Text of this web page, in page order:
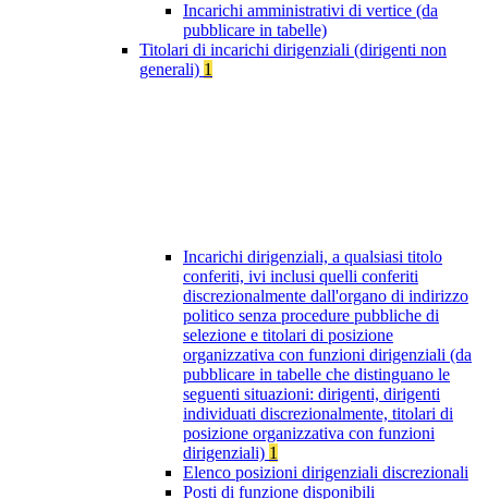
Incarichi amministrativi di vertice (da
pubblicare in tabelle)
Titolari di incarichi dirigenziali (dirigenti non
generali) 1
Incarichi dirigenziali, a qualsiasi titolo
conferiti, ivi inclusi quelli conferiti
discrezionalmente dall'organo di indirizzo
politico senza procedure pubbliche di
selezione e titolari di posizione
organizzativa con funzioni dirigenziali (da
pubblicare in tabelle che distinguano le
seguenti situazioni: dirigenti, dirigenti
individuati discrezionalmente, titolari di
posizione organizzativa con funzioni
dirigenziali) 1
Elenco posizioni dirigenziali discrezionali
Posti di funzione disponibili